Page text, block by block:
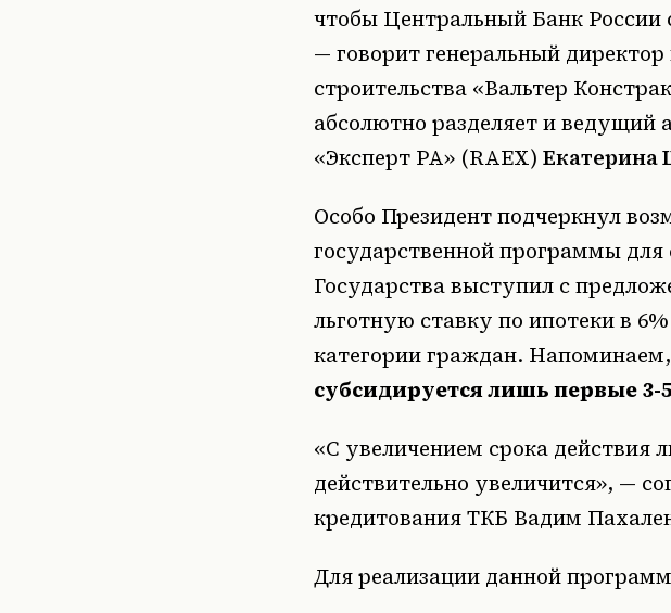
чтобы Центральный Банк России
— говорит генеральный
строительства «Вальтер
абсолютно разделяет и ведущий
«Эксперт РА» (RAEX)
Особо Президент подчеркнул
государственной программы
Государства выступил с
льготную ставку по ипотеки в
категории граждан.
субсидируется лишь первые 3-
«С увеличением срока действия
действительно увеличится», —
кредитования ТКБ Вадим
Для реализации данной